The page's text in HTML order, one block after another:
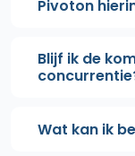
Pivoton
Blijf ik de
Wat kan ik